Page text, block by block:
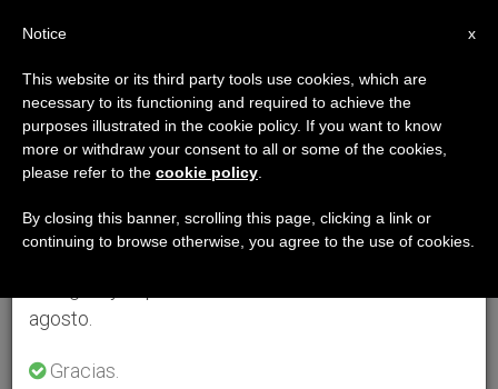
×
Aviso importante
Del 27 de julio al 7 de agosto haremos la pausa
anual, aprovechando que en el periodo de verano
se generan menos informaciones y también el
agosto.
Gracias.
x
Notice
This website or its third party tools use cookies, which are
necessary to its functioning and required to achieve the
purposes illustrated in the cookie policy. If you want to know
more or withdraw your consent to all or some of the cookies,
please refer to the cookie policy
By closing this banner, scrolling this page, clicking a link or
continuing to browse otherwise, you agree to the use of cookies.